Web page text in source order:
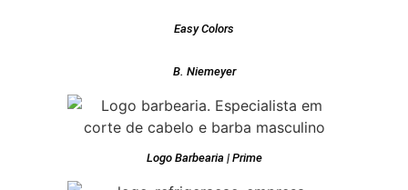
Easy Colors
B. Niemeyer
Logo Barbearia | Prime